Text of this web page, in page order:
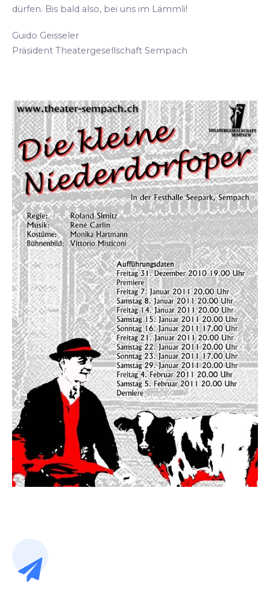
dürfen. Bis bald also, bei uns im Lämmli!
Guido Geisseler
Präsident Theatergesellschaft Sempach